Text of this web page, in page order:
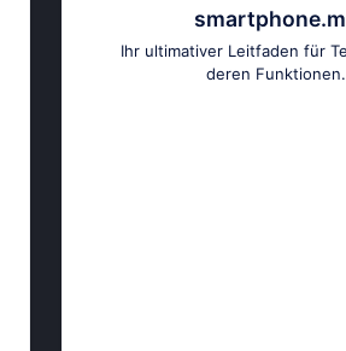
Ihr ultimativer Leitfaden für
deren Funktionen.